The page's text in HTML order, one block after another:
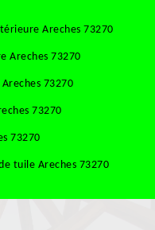
Areches 73270
Areches 73270
73270
73270
73270
tuile Areches 73270